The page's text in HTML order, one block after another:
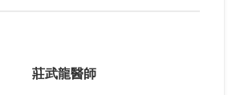
莊武龍醫師